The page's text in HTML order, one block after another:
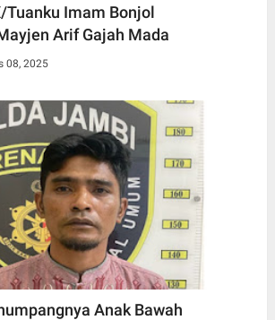
Tuanku Imam Bonjol
Arif Gajah Mada
08, 2025
Anak Bawah